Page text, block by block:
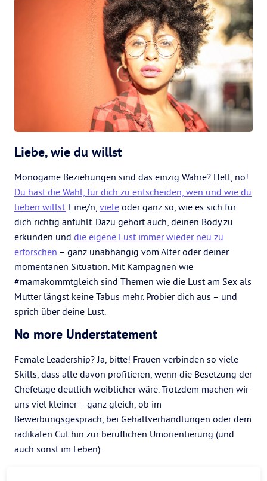
Liebe, wie du willst
Monogame Beziehungen sind das einzig Wahre? Hell, no!
Du hast die Wahl, für dich zu entscheiden, wen und wie du
lieben willst.Eine/n, viele oder ganz so, wie es sich für
dich richtig anfühlt. Dazu gehört auch, deinen Body zu
erkunden und die eigene Lust immer wieder neu zu
erforschen – ganz unabhängig vom Alter oder deiner
momentanen Situation. Mit Kampagnen wie
#mamakommtgleich sind Themen wie die Lust am Sex als
Mutter längst keine Tabus mehr. Probier dich aus – und
sprich über deine Lust.
No more Understatement
Female Leadership? Ja, bitte! Frauen verbinden so viele
Skills, dass alle davon profitieren, wenn die Besetzung der
Chefetage deutlich weiblicher wäre. Trotzdem machen wir
uns viel kleiner – ganz gleich, ob im
Bewerbungsgespräch, bei Gehaltverhandlungen oder dem
radikalen Cut hin zur beruflichen Umorientierung (und
auch sonst im Leben).